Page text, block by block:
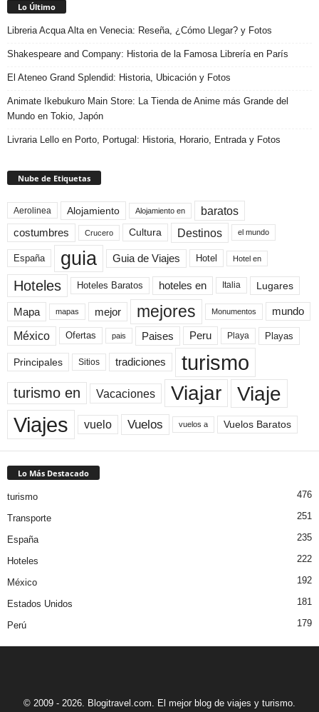
Lo Último
Libreria Acqua Alta en Venecia: Reseña, ¿Cómo Llegar? y Fotos
Shakespeare and Company: Historia de la Famosa Librería en París
El Ateneo Grand Splendid: Historia, Ubicación y Fotos
Animate Ikebukuro Main Store: La Tienda de Anime más Grande del
Mundo en Tokio, Japón
Livraria Lello en Porto, Portugal: Historia, Horario, Entrada y Fotos
Nube de Etiquetas
Aerolinea Alojamiento Alojamiento en baratos
costumbres Crucero Cultura Destinos el mundo
España guia Guia de Viajes Hotel Hotel en
Hoteles Hoteles Baratos hoteles en Italia Lugares
Mapa mapas mejor mejores Monumentos mundo
México Ofertas pais Paises Peru Playa Playas
Principales Sitios tradiciones turismo
turismo en Vacaciones Viajar Viaje
Viajes vuelo Vuelos vuelos a Vuelos Baratos
Lo Más Destacado
turismo 476
Transporte 251
España 235
Hoteles 222
México 192
Estados Unidos 181
Perú 179
© 2009 - 2026. Blogitravel.com. El mejor blog de viajes y turismo.